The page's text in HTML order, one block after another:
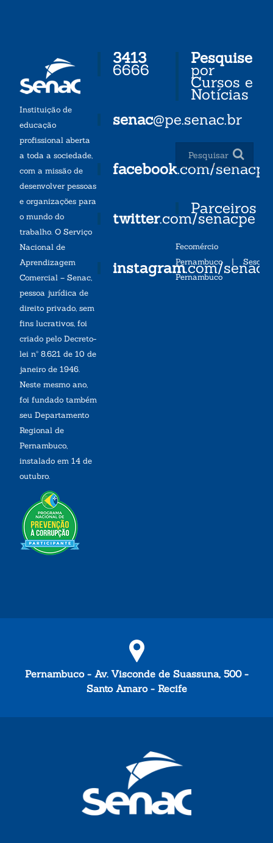
Instituição de
educação
profissional aberta
a toda a sociedade,
com a missão de
desenvolver pessoas
e organizações para
o mundo do
trabalho. O Serviço
Nacional de
Aprendizagem
Comercial – Senac,
pessoa jurídica de
direito privado, sem
fins lucrativos, foi
criado pelo Decreto-
lei nº 8.621 de 10 de
janeiro de 1946.
Neste mesmo ano,
foi fundado também
seu Departamento
Regional de
Pernambuco,
instalado em 14 de
outubro.
3413
6666
senac@pe.senac.br
facebook.com/senacpe
twitter.com/senacpe
instagram.com/
Pesquise
por
Cursos e
Notícias
Parceiros
Fecomércio
Pernambuco| Sesc
Pernambuco
Pernambuco - Av. Visconde de Suassuna, 500 -
Santo Amaro - Recife